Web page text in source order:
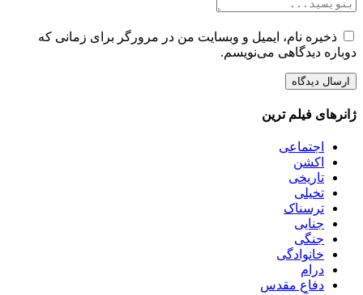
ذخیره نام، ایمیل و وبسایت من در مرورگر برای زمانی که
دوباره دیدگاهی می‌نویسم.
ژانرهای فیلم ترین
اجتماعی
اکشن
تاریخی
تخیلی
ترسناک
جنایی
جنگی
خانوادگی
درام
دفاع مقدس